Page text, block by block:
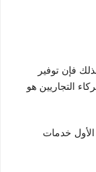
فإن توفير
التجاريين هو
الأول خدمات